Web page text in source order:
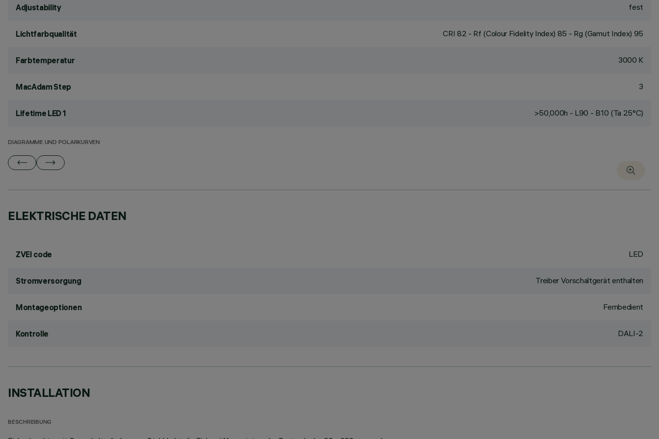
Adjustability fest
Lichtfarbqualität CRI 82 - Rf (Colour Fidelity Index) 85 - Rg (Gamut Index) 95
Farbtemperatur 3000 K
MacAdam Step 3
Lifetime LED 1 >50,000h - L90 - B10 (Ta 25°C)
DIAGRAMME UND POLARKURVEN
ELEKTRISCHE DATEN
ZVEI code LED
Stromversorgung Treiber Vorschaltgerät enthalten
Montageoptionen Fernbedient
Kontrolle DALI-2
INSTALLATION
BESCHREIBUNG